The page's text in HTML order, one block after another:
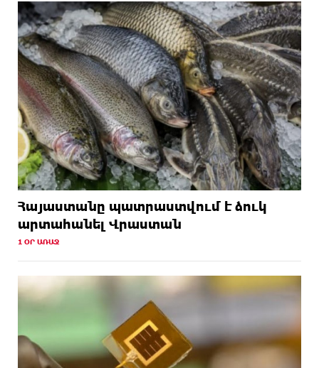
Հայաստանը պատրաստվում է ձուկ
արտահանել Վրաստան
1 ՕՐ ԱՌԱՋ